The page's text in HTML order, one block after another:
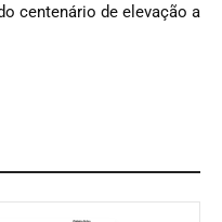
centenário de elevação a